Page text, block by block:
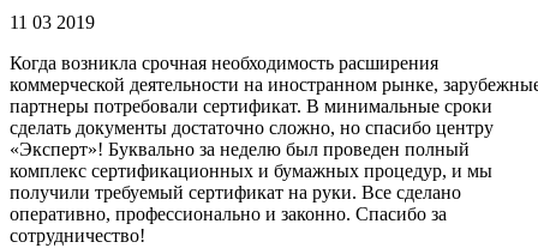
11 03 2019
Когда возникла срочная необходимость расширения
коммерческой деятельности на иностранном рынке,
партнеры потребовали сертификат. В минимальные сроки
сделать документы достаточно сложно, но спасибо центру
«Эксперт»! Буквально за неделю был проведен полный
комплекс сертификационных и бумажных процедур, и мы
получили требуемый сертификат на руки. Все сделано
оперативно, профессионально и законно. Спасибо за
сотрудничество!